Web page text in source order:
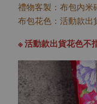
禮物客製：布包內米
布包花色：活動款出
※ 活動款出貨花色不